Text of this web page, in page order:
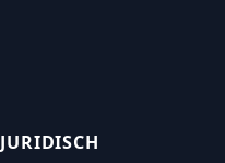
JURIDISCH